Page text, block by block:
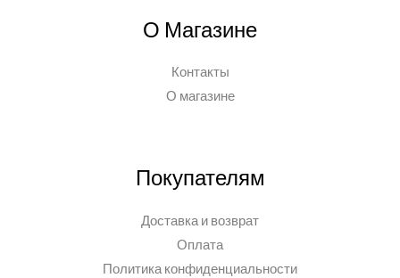
О Магазине
Контакты
О магазине
Покупателям
Доставка и возврат
Оплата
Политика конфиденциальности